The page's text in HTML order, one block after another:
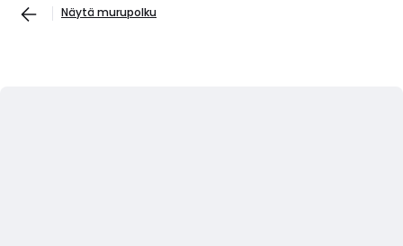
Näytä murupolku